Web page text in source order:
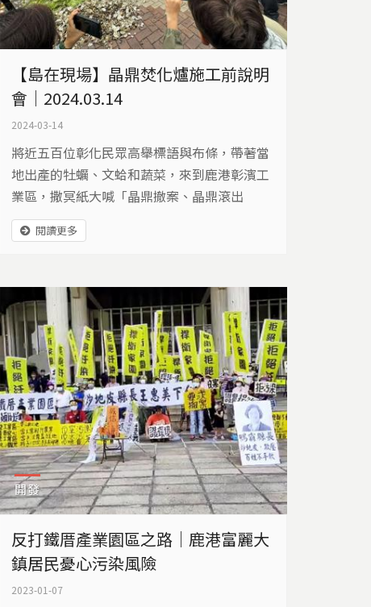
【島在現場】晶鼎焚化爐施工前說明
會｜2024.03.14
2024-03-14
將近五百位彰化民眾高舉標語與布條，帶著當
地出產的牡蠣、文蛤和蔬菜，來到鹿港彰濱工
業區，撒冥紙大喊「晶鼎撤案、晶鼎滾出
去」，強烈表達反對晶鼎焚化爐的興建。 ​ 經濟
部工業局規劃在鹿港彰濱工業區興建晶鼎焚化
彰化縣境內已有九座焚化爐，其中有6座都在
彰濱工業區，引發在地居民強力反對，居民組
成自救會，多次上街抗議。今天上午10點晶鼎
公司舉辦環評程序施工前公開說明會...
閱讀更多
開發
反打鐵厝產業園區之路｜鹿港富麗大
鎮居民憂心污染風險
2023-01-07